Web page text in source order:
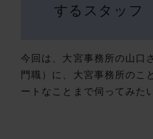
するスタッ
今回は、大宮事務所の山口
門職）に、大宮事務所のこ
ートなことまで伺ってみた